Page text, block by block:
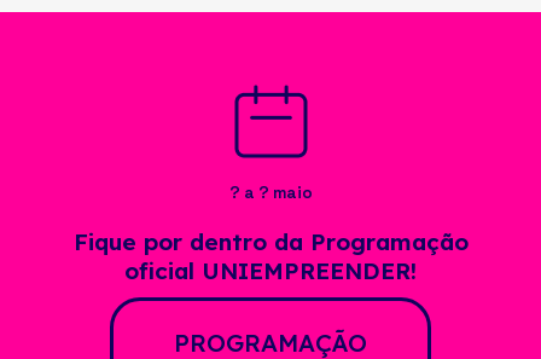
? a ? maio
Fique por dentro da Programação
oficial UNIEMPREENDER!
PROGRAMAÇÃO